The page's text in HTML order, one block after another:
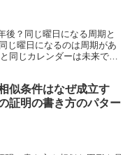
後？同じ曜日になる周期と
じ曜日になるのは周期があ
同じカレンダーは未来では
似条件はなぜ成立す
証明の書き方のパター